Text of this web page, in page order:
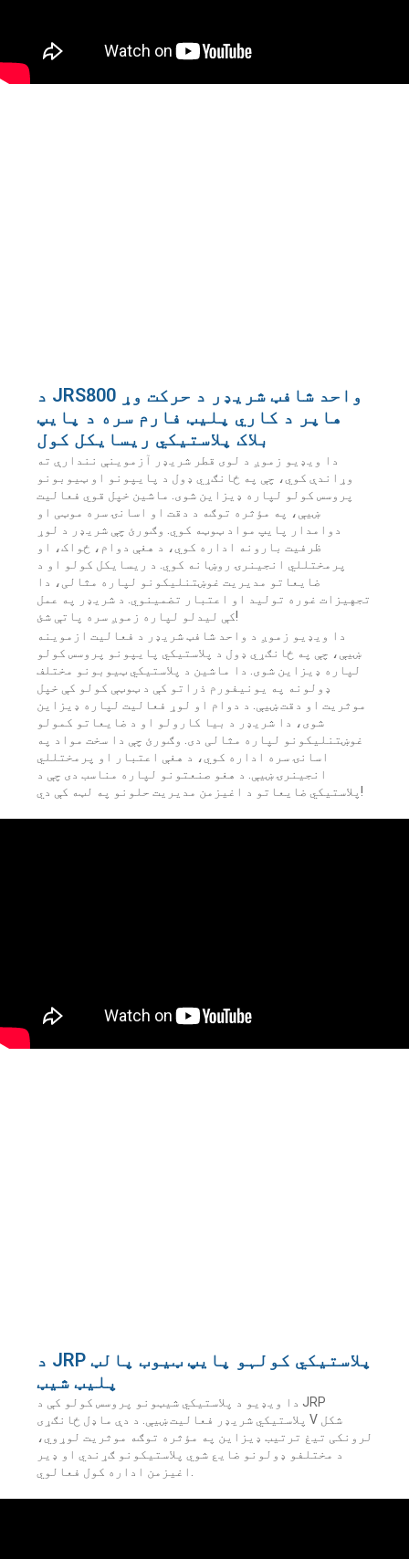
د JRS800 واحد شافټ شریډر د حرکت وړ
هاپر د کاري پلیټ فارم سره د پایپ
بلاک پلاستيکي ریسایکل کول
دا ویډیو زموږ د لوی قطر شریډر آزموینې نندارې ته
وړاندې کوي، چې په ځانګړي ډول د پایپونو او ټیوبونو
پروسس کولو لپاره ډیزاین شوی. ماشین خپل قوي فعالیت
ښیې، په مؤثره توګه د دقت او اسانۍ سره موټی او
دوامدار پایپ مواد ټوټه کوي. وګورئ چې شریډر د لوړ
ظرفیت بارونه اداره کوي، د هغې دوام، ځواک، او
پرمختللي انجینرۍ روښانه کوي. د ریسایکل کولو او د
ضایعاتو مدیریت غوښتنلیکونو لپاره مثالی، دا
تجهیزات غوره تولید او اعتبار تضمینوي. د شریډر په عمل
کې لیدلو لپاره زموږ سره پاتې شئ!
دا ویډیو زموږ د واحد شافټ شریډر د فعالیت ازموینه
ښیې، چې په ځانګړي ډول د پلاستيکي پایپونو پروسس کولو
لپاره ډیزاین شوی. دا ماشین د پلاستيکي ټیوبونو مختلف
ډولونه په یونیفورم ذراتو کې د ټوټې کولو کې خپل
موثریت او دقت ښیې. د دوام او لوړ فعالیت لپاره ډیزاین
شوی، دا شریډر د بیا کارولو او د ضایعاتو کمولو
غوښتنلیکونو لپاره مثالی دی. وګورئ چې دا سخت مواد په
اسانۍ سره اداره کوي، د هغې اعتبار او پرمختللي
انجینرۍ ښیې. د هغو صنعتونو لپاره مناسب دی چې د
پلاستيکي ضایعاتو د اغیزمن مدیریت حلونو په لټه کې دي!
د JRP پلاستيکي کولہو پایپ ټیوب پالټ
پلیټ شیټ
دا ویډیو د پلاستيکي شیټونو پروسس کولو کې د JRP
پلاستيکي شریډر فعالیت ښیې. د دې ماډل ځانګړی V شکل
لرونکی تیغ ترتیب ډیزاین په مؤثره توګه موثریت لوړوي،
د مختلفو ډولونو ضایع شوي پلاستیکونو ګړندي او ډیر
اغیزمن اداره کول فعالوي.